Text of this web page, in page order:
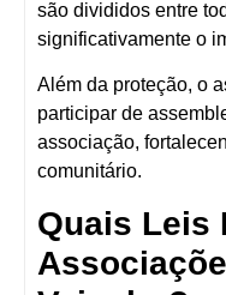
são divididos entre
significativamente o
Além da proteção, o
participar de
associação,
comunitário.
Quais Leis